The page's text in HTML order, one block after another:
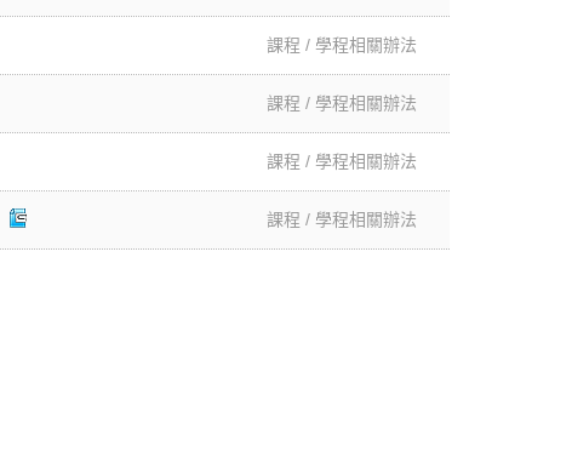
課程 / 學程相關辦法
課程 / 學程相關辦法
課程 / 學程相關辦法
課程 / 學程相關辦法